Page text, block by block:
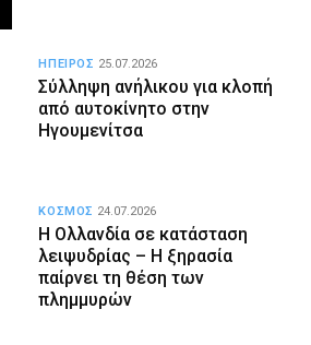
Σύλληψη ανήλικου για κλοπή
από αυτοκίνητο στην
Ηγουμενίτσα
ΗΠΕΙΡΟΣ 25.07.2026
Η Ολλανδία σε κατάσταση
λειψυδρίας – Η ξηρασία
παίρνει τη θέση των
πλημμυρών
ΚΟΣΜΟΣ 24.07.2026